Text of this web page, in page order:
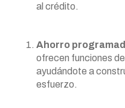
al crédito.
Ahorro
ofrecen funciones
ayudándote a
esfuerzo.